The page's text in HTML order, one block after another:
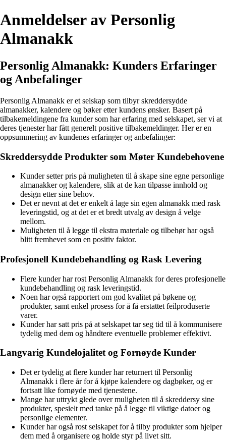
Anmeldelser av Personlig
Almanakk
Personlig Almanakk: Kunders Erfaringer
og Anbefalinger
Personlig Almanakk er et selskap som tilbyr skreddersydde
almanakker, kalendere og bøker etter kundens ønsker. Basert på
tilbakemeldingene fra kunder som har erfaring med selskapet, ser vi at
deres tjenester har fått generelt positive tilbakemeldinger. Her er en
oppsummering av kundenes erfaringer og anbefalinger:
Skreddersydde Produkter som Møter Kundebehovene
Kunder setter pris på muligheten til å skape sine egne personlige
almanakker og kalendere, slik at de kan tilpasse innhold og
design etter sine behov.
Det er nevnt at det er enkelt å lage sin egen almanakk med rask
leveringstid, og at det er et bredt utvalg av design å velge
mellom.
Muligheten til å legge til ekstra materiale og tilbehør har også
blitt fremhevet som en positiv faktor.
Profesjonell Kundebehandling og Rask Levering
Flere kunder har rost Personlig Almanakk for deres profesjonelle
kundebehandling og rask leveringstid.
Noen har også rapportert om god kvalitet på bøkene og
produkter, samt enkel prosess for å få erstattet feilproduserte
varer.
Kunder har satt pris på at selskapet tar seg tid til å kommunisere
tydelig med dem og håndtere eventuelle problemer effektivt.
Langvarig Kundelojalitet og Fornøyde Kunder
Det er tydelig at flere kunder har returnert til Personlig
Almanakk i flere år for å kjøpe kalendere og dagbøker, og er
fortsatt like fornøyde med tjenestene.
Mange har uttrykt glede over muligheten til å skreddersy sine
produkter, spesielt med tanke på å legge til viktige datoer og
personlige elementer.
Kunder har også rost selskapet for å tilby produkter som hjelper
dem med å organisere og holde styr på livet sitt.